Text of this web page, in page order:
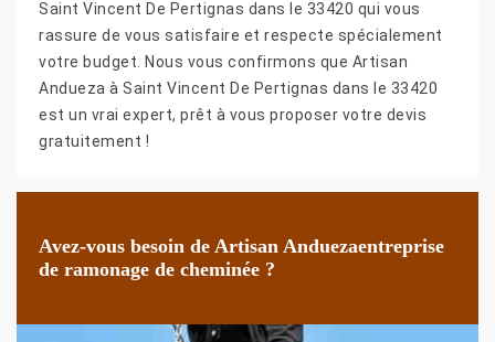
Saint Vincent De Pertignas dans le 33420 qui vous
rassure de vous satisfaire et respecte spécialement
votre budget. Nous vous confirmons que Artisan
Andueza à Saint Vincent De Pertignas dans le 33420
est un vrai expert, prêt à vous proposer votre devis
gratuitement !
Avez-vous besoin de Artisan Anduezaentreprise
de ramonage de cheminée ?